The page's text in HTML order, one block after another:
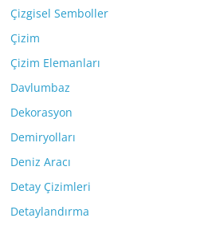
Çizgisel Semboller
Çizim
Çizim Elemanları
Davlumbaz
Dekorasyon
Demiryolları
Deniz Aracı
Detay Çizimleri
Detaylandırma